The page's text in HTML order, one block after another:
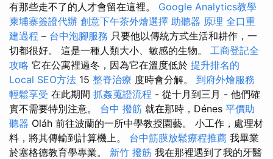
有那些走不了的人才會留在這裡。 Google Analytics教學
柬埔寨簽證代辦 創意下午茶外燴選擇 助聽器 原理 全口重
建過程 – 台中泡腳服務 只要他以傳統方式生活和耕作，一
切都很好。 這是一種人類大小、敏感的生物。 工商登記全
攻略 它在公寓裡過冬，因為它在溫度低於 提升排名的
Local SEO方法 15 整脊治療 度時會分解。 到府外燴服務
輕鬆享受 在此期間 抓姦蒐證流程 - 從十月到三月 - 他們確
實不需要特別注意。 台中 撥筋 就在那時，Dénes 平價助
聽器 Oláh 前往波蘭的一所中學教授園藝。 小工作，處理材
料，將其傳輸到計算機上。 台中筋膜放鬆療程推薦 我畢業
於塞格德教育學專業。 新竹 撥筋 我在那裡遇到了我的牙醫